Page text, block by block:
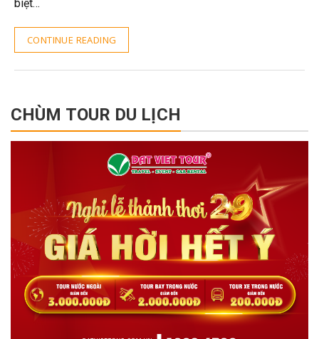
biệt…
CONTINUE READING
CHÙM TOUR DU LỊCH